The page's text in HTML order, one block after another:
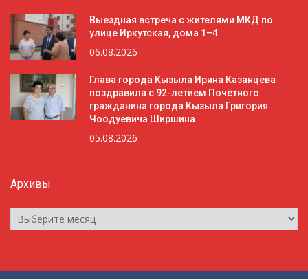
Выездная встреча с жителями МКД по
улице Иркутская, дома 1–4
06.08.2026
Глава города Кызыла Ирина Казанцева
поздравила с 92-летием Почётного
гражданина города Кызыла Григория
Чоодуевича Ширшина
05.08.2026
Архивы
Архивы